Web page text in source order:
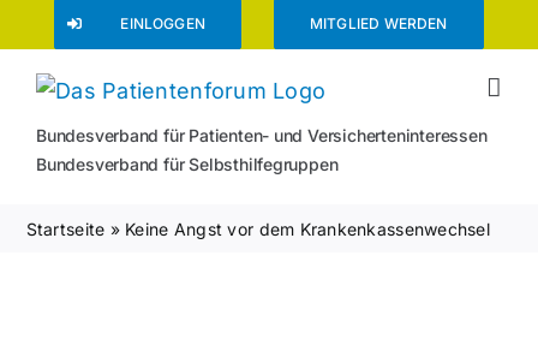
Inhalt
springen
EINLOGGEN MITGLIED WERDEN
Bundesverband für Patienten- und Versicherteninteressen
Bundesverband für Selbsthilfegruppen
Startseite » Keine Angst vor dem Krankenkassenwechsel